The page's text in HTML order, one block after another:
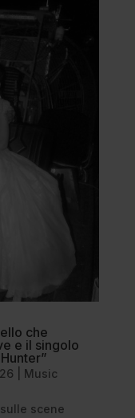
che
e il singolo
Music
scene